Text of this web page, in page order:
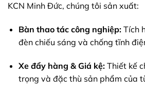
KCN Minh Đức, chúng tôi sản xuất:
Bàn thao tác công nghiệp:Tích
đèn chiếu sáng và chống tĩnh
Xe đẩy hàng & Giá kệ:Thiết kế
trọng và đặc thù sản phẩm của